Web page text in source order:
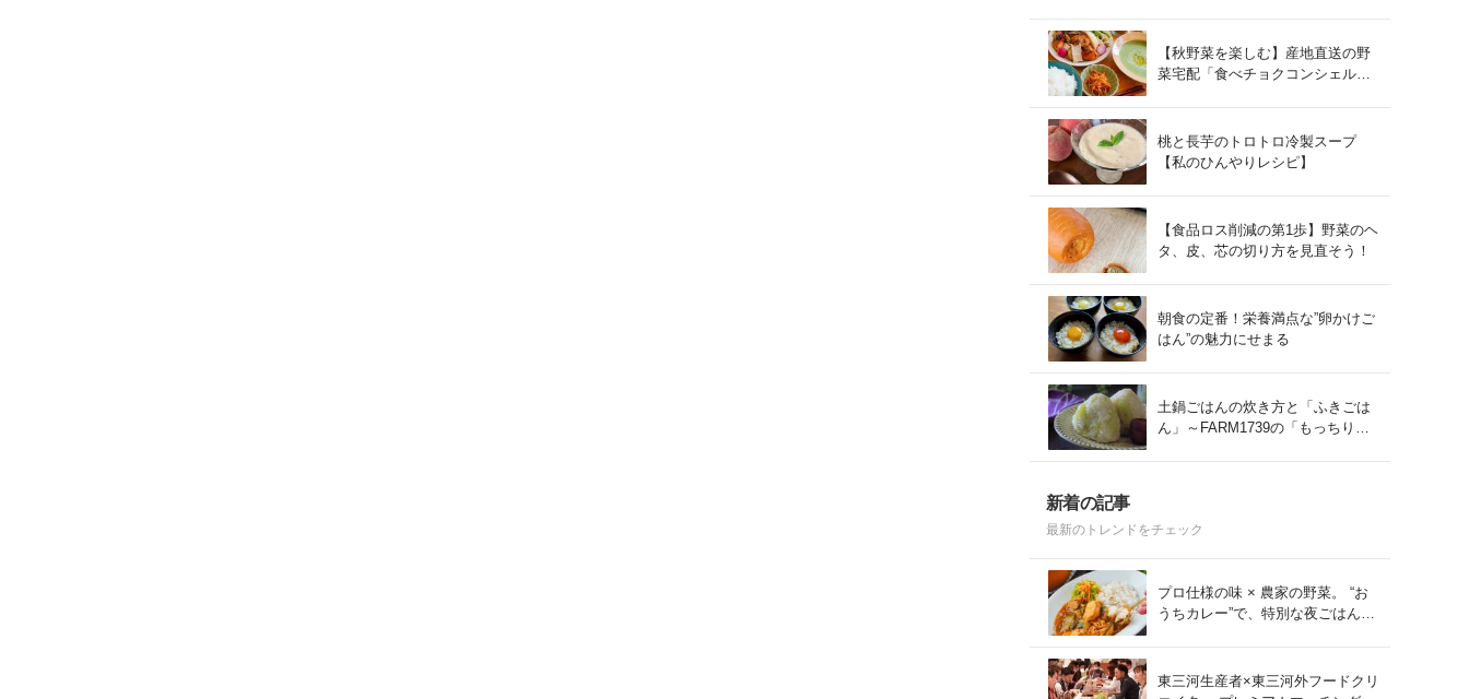
【秋野菜を楽しむ】産地直送の野
菜宅配「食べチョクコンシェルジ
桃と長芋のトロトロ冷製スープ
【私のひんやりレシピ】
【食品ロス削減の第1歩】野菜のヘ
タ、皮、芯の切り方を見直そう！
朝食の定番！栄養満点な”卵かけご
はん”の魅力にせまる
土鍋ごはんの炊き方と「ふきごは
ん」～FARM1739の「もっちりコ
新着の記事
最新のトレンドをチェック
プロ仕様の味 × 農家の野菜。 “お
うちカレー”で、特別な夜ごはん
東三河生産者×東三河外フードクリ